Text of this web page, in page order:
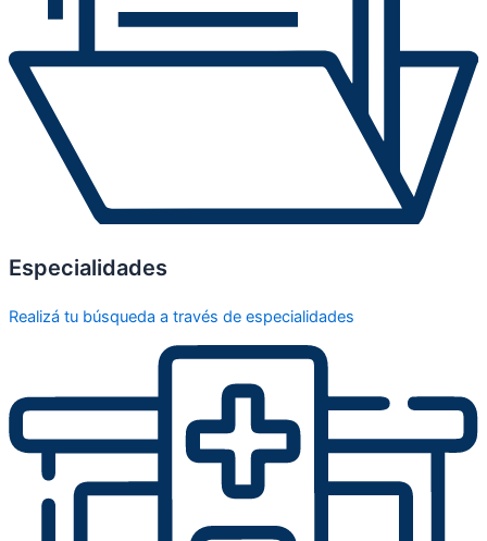
Especialidades
Realizá tu búsqueda a través de especialidades